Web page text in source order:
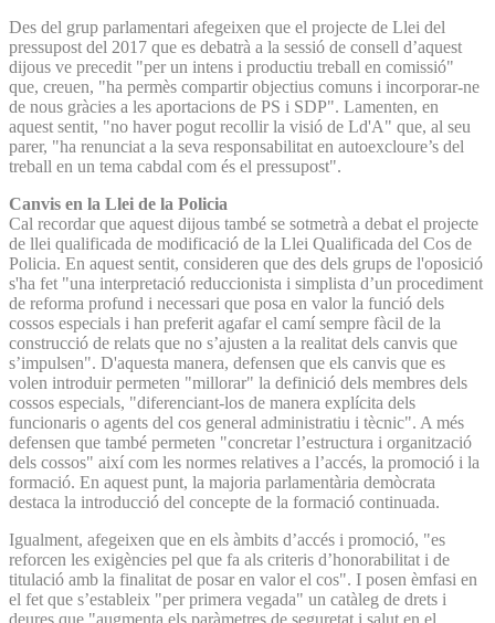
Des del grup parlamentari afegeixen que el projecte de Llei del
pressupost del 2017 que es debatrà a la sessió de consell d’aquest
dijous ve precedit "per un intens i productiu treball en comissió"
que, creuen, "ha permès compartir objectius comuns i incorporar-ne
de nous gràcies a les aportacions de PS i SDP". Lamenten, en
aquest sentit, "no haver pogut recollir la visió de Ld'A" que, al seu
parer, "ha renunciat a la seva responsabilitat en autoexcloure’s del
treball en un tema cabdal com és el pressupost".
Canvis en la Llei de la Policia
Cal recordar que aquest dijous també se sotmetrà a debat el projecte
de llei qualificada de modificació de la Llei Qualificada del Cos de
Policia. En aquest sentit, consideren que des dels grups de l'oposició
s'ha fet "una interpretació reduccionista i simplista d’un procediment
de reforma profund i necessari que posa en valor la funció dels
cossos especials i han preferit agafar el camí sempre fàcil de la
construcció de relats que no s’ajusten a la realitat dels canvis que
s’impulsen". D'aquesta manera, defensen que els canvis que es
volen introduir permeten "millorar" la definició dels membres dels
cossos especials, "diferenciant-los de manera explícita dels
funcionaris o agents del cos general administratiu i tècnic". A més
defensen que també permeten "concretar l’estructura i organització
dels cossos" així com les normes relatives a l’accés, la promoció i la
formació. En aquest punt, la majoria parlamentària demòcrata
destaca la introducció del concepte de la formació continuada.
Igualment, afegeixen que en els àmbits d’accés i promoció, "es
reforcen les exigències pel que fa als criteris d’honorabilitat i de
titulació amb la finalitat de posar en valor el cos". I posen èmfasi en
el fet que s’estableix "per primera vegada" un catàleg de drets i
deures que "augmenta els paràmetres de seguretat i salut en el